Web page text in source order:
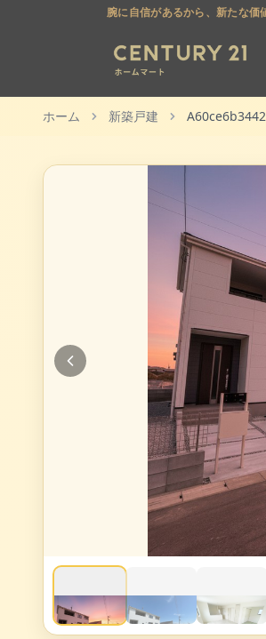
腕に自信があるから、新たな価
ホーム 新築戸建